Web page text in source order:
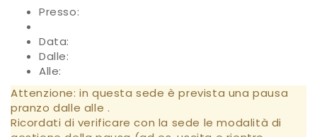
Presso:
Data:
Dalle:
Alle:
Attenzione: in questa sede è prevista una pausa
pranzo dalle alle .
Ricordati di verificare con la sede le modalità di